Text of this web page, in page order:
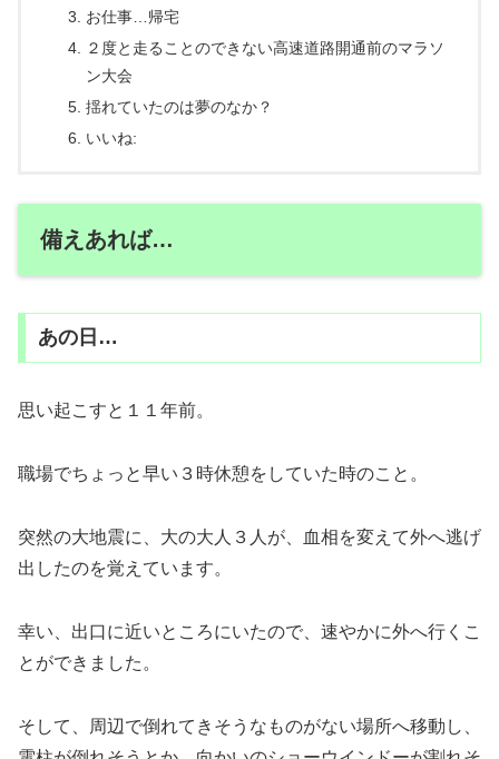
お仕事…帰宅
２度と走ることのできない高速道路開通前のマラソ
ン大会
揺れていたのは夢のなか？
いいね:
備えあれば…
あの日…
思い起こすと１１年前。
職場でちょっと早い３時休憩をしていた時のこと。
突然の大地震に、大の大人３人が、血相を変えて外へ逃げ
出したのを覚えています。
幸い、出口に近いところにいたので、速やかに外へ行くこ
とができました。
そして、周辺で倒れてきそうなものがない場所へ移動し、